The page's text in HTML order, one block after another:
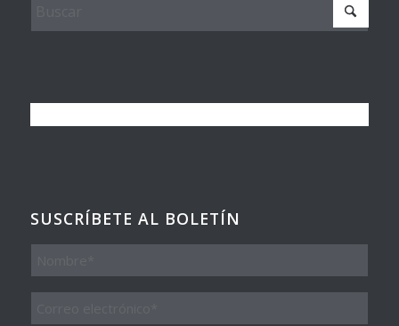
SUSCRÍBETE AL BOLETÍN